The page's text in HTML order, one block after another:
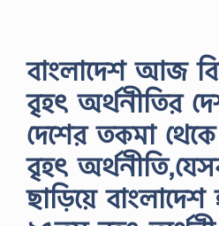
বাংলাদেশ আজ
বৃহৎ অর্থনীতির
দেশের তকমা
বৃহৎ
ছাড়িয়ে বাংলাদেশ